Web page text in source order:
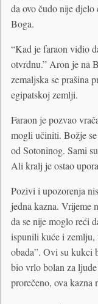
da ovo čudo nije djelo
Boga.
“Kad je faraon vidio
otvrdnu.” Aron je na
zemaljska se prašina
egipatskoj zemlji.
Faraon je pozvao
mogli učiniti. Božje
od Sotoninog. Sami
Ali kralj je ostao
Pozivi i upozorenja
jedna kazna. Vrijeme
da se nije moglo reći
ispunili kuće i zemlju,
obada”. Ovi su kukci
bio vrlo bolan za
prorečeno, ova kazna